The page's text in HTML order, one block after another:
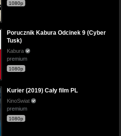
1080p
Porucznik Kabura Odcinek 9 (Cyber
Tusk)
Kabura
premium
1080p
Kurier (2019) Cały film PL
KinoSwiat
premium
1080p